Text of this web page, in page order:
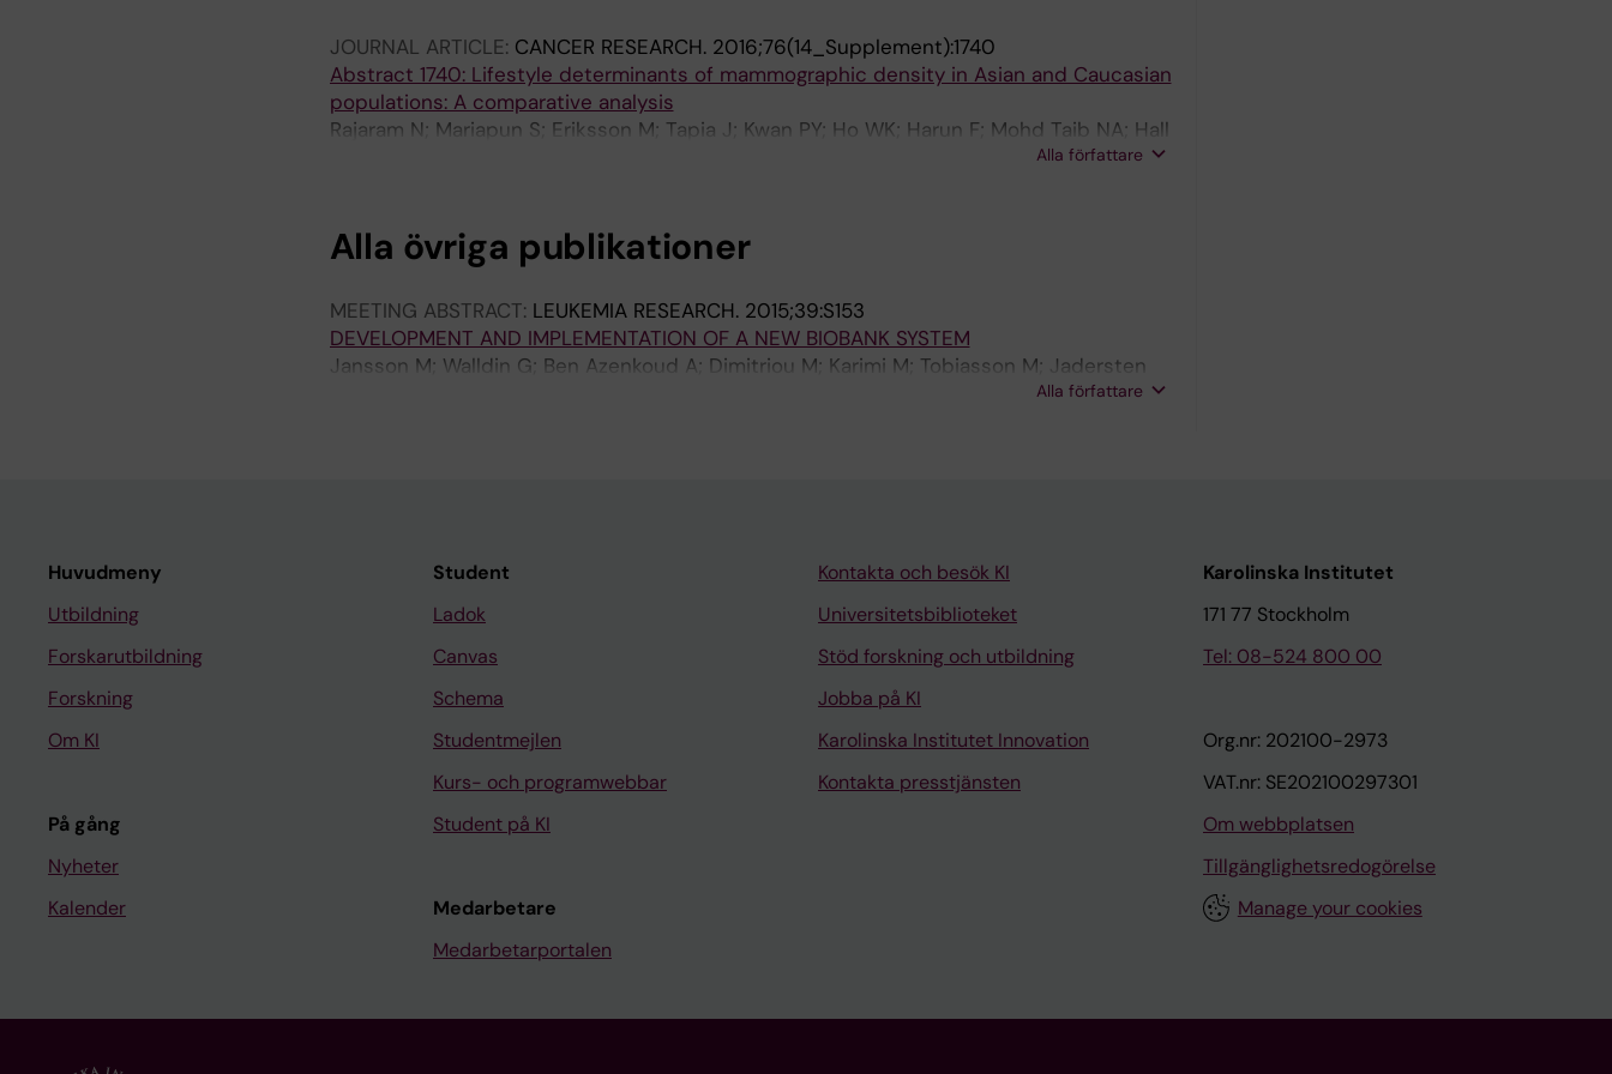
JOURNAL ARTICLE: CANCER RESEARCH. 2016;76(14_Supplement):1740
Abstract 1740: Lifestyle determinants of mammographic density in Asian and Caucasian
populations: A comparative analysis
Rajaram N; Mariapun S; Eriksson M; Tapia J; Kwan PY; Ho WK; Harun F; Mohd Taib NA; Hall
Alla författare
Alla övriga publikationer
MEETING ABSTRACT: LEUKEMIA RESEARCH. 2015;39:S153
DEVELOPMENT AND IMPLEMENTATION OF A NEW BIOBANK SYSTEM
Jansson M; Walldin G; Ben Azenkoud A; Dimitriou M; Karimi M; Tobiasson M; Jadersten
Alla författare
Huvudmeny
Utbildning
Forskarutbildning
Forskning
Om KI
På gång
Nyheter
Kalender
Student
Ladok
Canvas
Schema
Studentmejlen
Kurs- och programwebbar
Student på KI
Medarbetare
Medarbetarportalen
Kontakta och besök KI
Universitetsbiblioteket
Stöd forskning och utbildning
Jobba på KI
Karolinska Institutet Innovation
Kontakta presstjänsten
Karolinska Institutet
171 77 Stockholm
Tel: 08-524 800 00
Org.nr: 202100-2973
VAT.nr: SE202100297301
Om webbplatsen
Tillgänglighetsredogörelse
Manage your cookies